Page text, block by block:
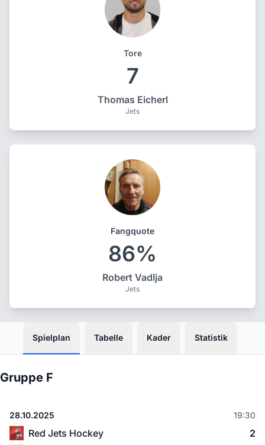
Tore
7
Thomas Eicherl
Jets
Fangquote
86%
Robert Vadlja
Jets
Spielplan Tabelle Kader Statistik
Gruppe F
28.10.2025 19:30
Red Jets Hockey
2